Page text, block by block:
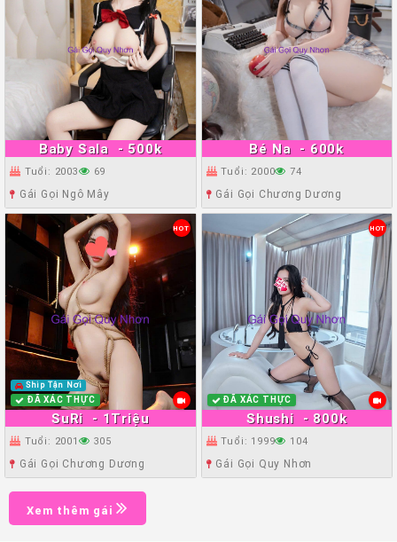
Baby Sala - 500k
Tuổi: 2003 69
Gái Gọi Ngô Mây
Bé Na - 600k
Tuổi: 2000 74
Gái Gọi Chương Dương
SuRi - 1Triệu
HOT
Ship Tận Nơi
ĐÃ XÁC THỰC
Tuổi: 2001 305
Gái Gọi Chương Dương
Shushi - 800k
HOT
ĐÃ XÁC THỰC
Tuổi: 1999 104
Gái Gọi Quy Nhơn
Xem thêm gái